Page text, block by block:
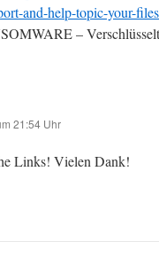
and-help-topic-your-
–
21:54 Uhr
Links! Vielen Dank!